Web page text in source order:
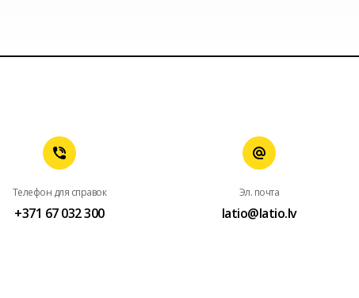
Телефон для справок
+371 67 032 300
Эл. почта
latio@latio.lv